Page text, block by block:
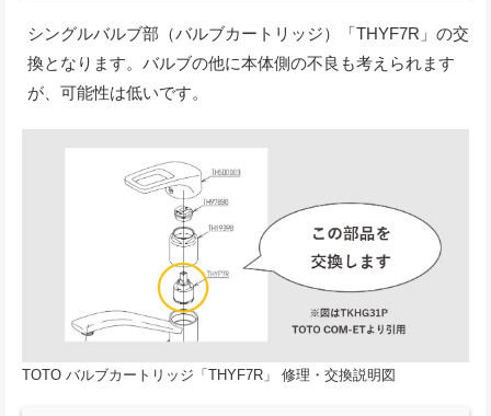
シングルバルブ部（バルブカートリッジ）「THYF7R」の交
換となります。バルブの他に本体側の不良も考えられます
が、可能性は低いです。
TOTO バルブカートリッジ「THYF7R」 修理・交換説明図